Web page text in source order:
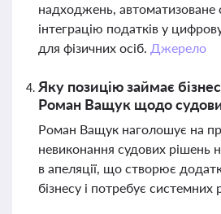
надходжень, автоматизоване
інтеграцію податків у
для фізичних осіб. Джерело
Яку позицію займає
Роман Ващук щодо
Роман Ващук наголошує на
невиконання судових рішень
в апеляції, що створює
бізнесу і потребує